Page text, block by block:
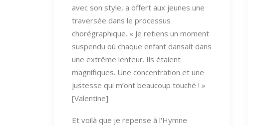
avec son style, a offert aux jeunes une
traversée dans le processus
chorégraphique. « Je retiens un moment
suspendu où chaque enfant dansait dans
une extrême lenteur. Ils étaient
magnifiques. Une concentration et une
justesse qui m’ont beaucoup touché ! »
[Valentine].
Et voilà que je repense à l'Hymne